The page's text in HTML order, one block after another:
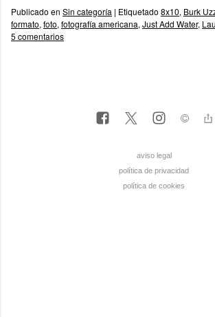
Publicado en Sin categoría | Etiquetado 8x10, Burk
formato, foto, fotografía americana, Just Add Water,
5 comentarios
aviso legal
política de privacidad
política de cookies